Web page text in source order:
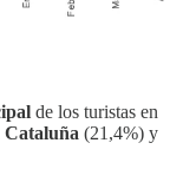
de los turistas en
Cataluña (21,4%) y